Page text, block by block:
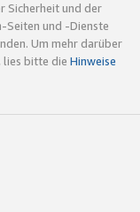
Sicherheit und der
Seiten und -Dienste
Um mehr darüber
lies bitte die Hinweise